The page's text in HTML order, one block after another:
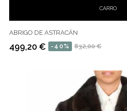
CARRO
ABRIGO DE ASTRACÁN
Precio
832,00 €
-40%
Precio
499,20 €